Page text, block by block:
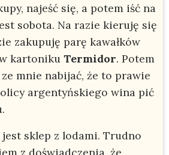
najeść się, a potem iść na
sobota. Na razie kieruję się
zakupuję parę kawałków
kartoniku Termidor. Potem
mnie nabijać, że to prawie
argentyńskiego wina pić
sklep z lodami. Trudno